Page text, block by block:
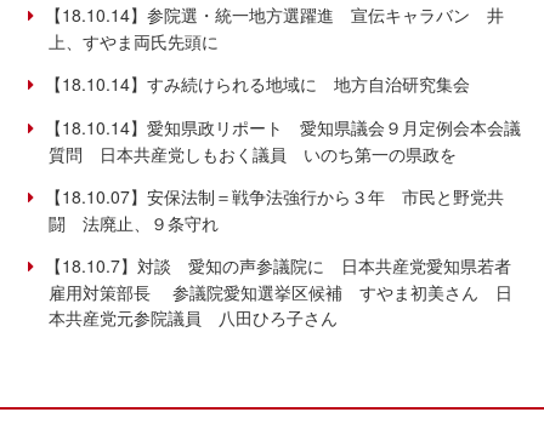
【18.10.14】参院選・統一地方選躍進 宣伝キャラバン 井
上、すやま両氏先頭に
【18.10.14】すみ続けられる地域に 地方自治研究集会
【18.10.14】愛知県政リポート 愛知県議会９月定例会本会議
質問 日本共産党しもおく議員 いのち第一の県政を
【18.10.07】安保法制＝戦争法強行から３年 市民と野党共
闘 法廃止、９条守れ
【18.10.7】対談 愛知の声参議院に 日本共産党愛知県若者
雇用対策部長 参議院愛知選挙区候補 すやま初美さん 日
本共産党元参院議員 八田ひろ子さん